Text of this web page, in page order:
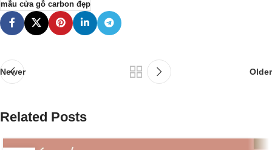
mẫu cửa gỗ carbon đẹp
Newer Older
Related Posts